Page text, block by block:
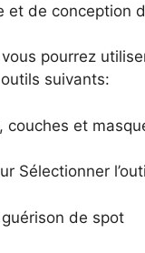
et de conception
pourrez
suivants:
couches et
Sélectionner
de spot